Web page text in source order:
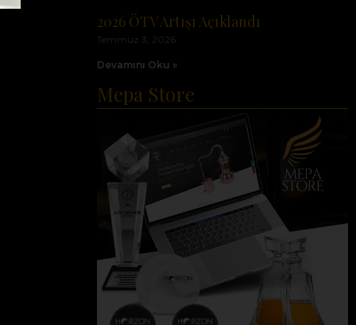
2026 ÖTV Artışı Açıklandı
Temmuz 3, 2026
Devamını Oku »
Mepa Store